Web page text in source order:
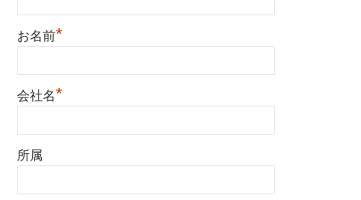
お名前*
会社名*
所属